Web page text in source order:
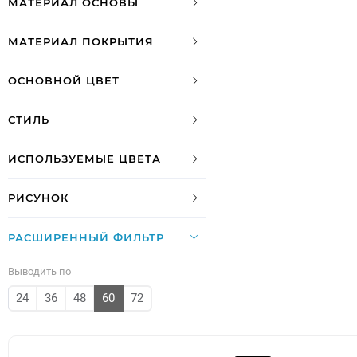
МАТЕРИАЛ ПОКРЫТИЯ
ОСНОВНОЙ ЦВЕТ
СТИЛЬ
ИСПОЛЬЗУЕМЫЕ ЦВЕТА
РИСУНОК
РАСШИРЕННЫЙ ФИЛЬТР
Выводить по
24 36 48 60 72